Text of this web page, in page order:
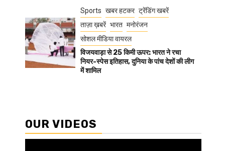
Sports खबर हटकर ट्रेंडिंग खबरें
ताज़ा ख़बरें भारत मनोरंजन
सोशल मीडिया वायरल
विजयवाड़ा से 25 किमी ऊपर: भारत ने रचा
नियर-स्पेस इतिहास, दुनिया के पांच देशों की लीग
में शामिल
OUR VIDEOS